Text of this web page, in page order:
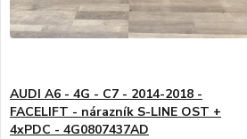
AUDI A6 - 4G - C7 - 2014-2018 -
FACELIFT - nárazník S-LINE OST +
4xPDC - 4G0807437AD